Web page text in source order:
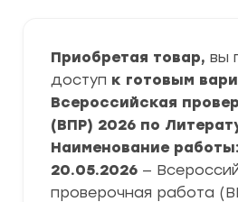
Приобретая товар, вы
доступ к готовым
Всероссийская
(ВПР) 2026 по
Наименование
20.05.2026 —
проверочная работа